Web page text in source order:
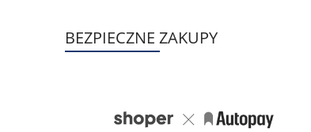
BEZPIECZNE ZAKUPY